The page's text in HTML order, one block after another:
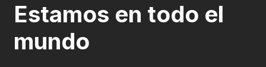
Estamos en todo el
mundo